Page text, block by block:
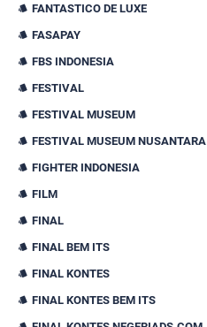
FANTASTICO DE LUXE
FASAPAY
FBS INDONESIA
FESTIVAL
FESTIVAL MUSEUM
FESTIVAL MUSEUM NUSANTARA
FIGHTER INDONESIA
FILM
FINAL
FINAL BEM ITS
FINAL KONTES
FINAL KONTES BEM ITS